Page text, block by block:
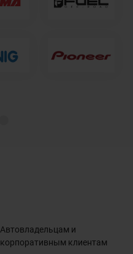
Автовладельцам и
корпоративным клиентам